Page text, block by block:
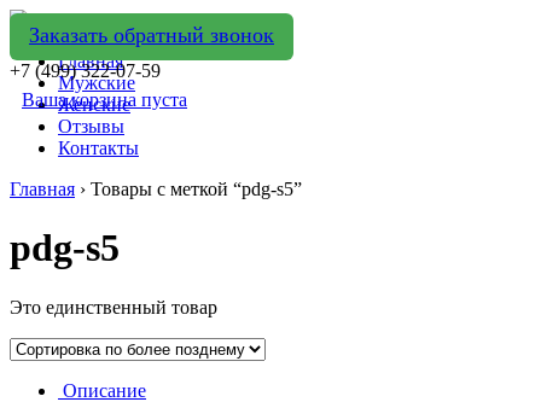
Заказать обратный звонок
+7 (499) 322-07-59
Ваша корзина пуста
Главная
Мужские
Женские
Отзывы
Контакты
Главная › Товары с меткой “pdg-s5”
pdg-s5
Это единственный товар
Описание